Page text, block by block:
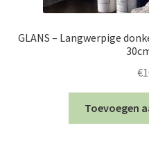
GLANS – Langwerpige
€
Toevoegen